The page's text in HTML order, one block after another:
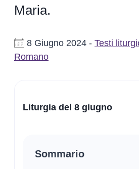
Maria.
8 Giugno 2024 - Testi
Romano
Liturgia del 8 giugno
Sommario